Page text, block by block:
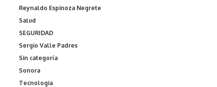
Reynaldo Espinoza Negrete
Salud
SEGURIDAD
Sergio Valle Padres
Sin categoría
Sonora
Tecnologia